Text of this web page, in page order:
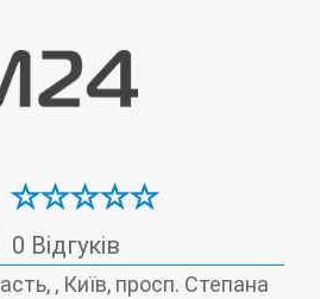
0 Відгуків
, Київ, просп. Степана